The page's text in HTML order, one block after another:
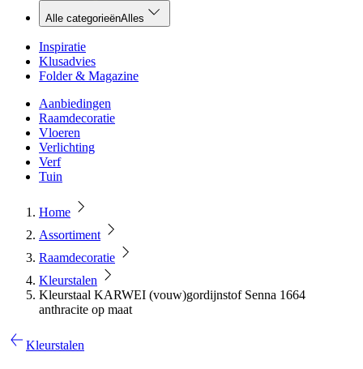
Alle categorieënAlles
Inspiratie
Klusadvies
Folder & Magazine
Aanbiedingen
Raamdecoratie
Vloeren
Verlichting
Verf
Tuin
Home
Assortiment
Raamdecoratie
Kleurstalen
Kleurstaal KARWEI (vouw)gordijnstof Senna 1664
anthracite op maat
Kleurstalen